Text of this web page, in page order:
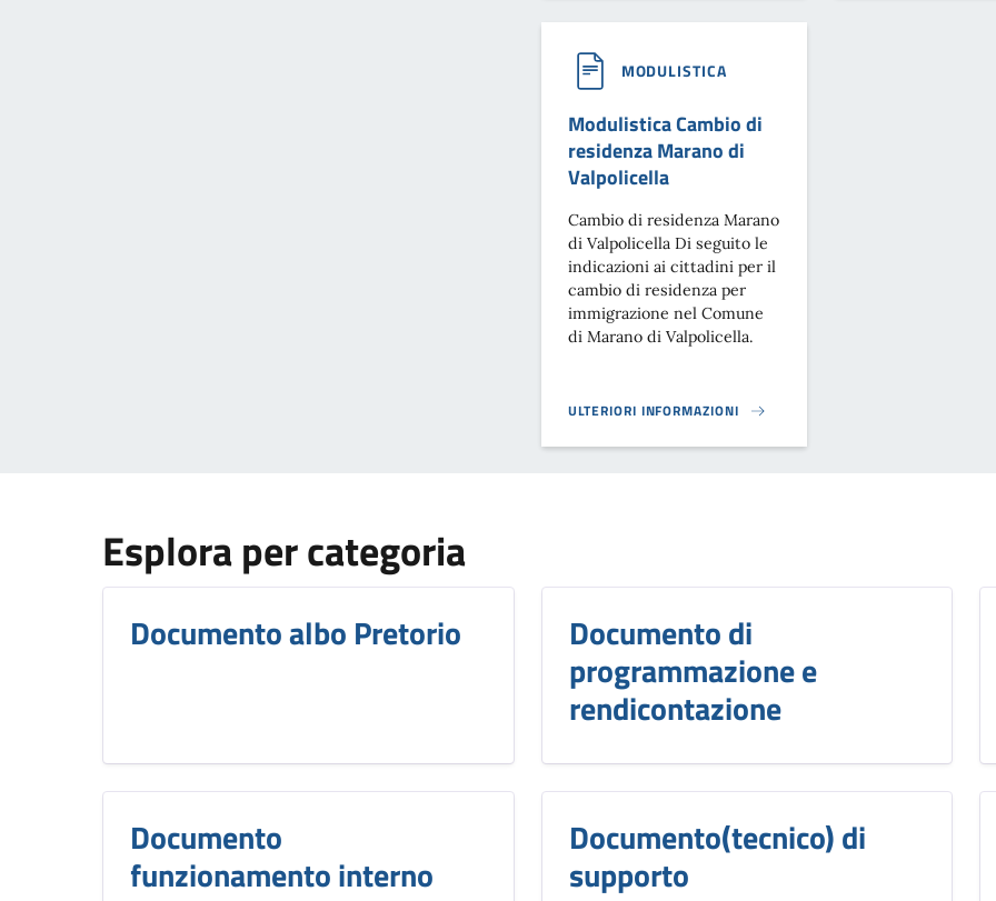
MODULISTICA
Modulistica Cambio di
residenza Marano di
Valpolicella
Cambio di residenza Marano
di Valpolicella Di seguito le
indicazioni ai cittadini per il
cambio di residenza per
immigrazione nel Comune
di Marano di Valpolicella.
ULTERIORI INFORMAZIONI
MODULISTICA CAMBIO DI RESIDENZA MARANO DI
Esplora per categoria
Documento albo Pretorio Documento di
programmazione e
rendicontazione
Documento
funzionamento interno
Documento(tecnico) di
supporto